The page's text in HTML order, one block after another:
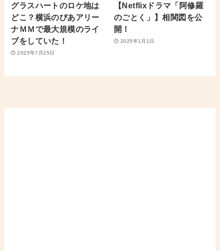
グラスハートのロケ地は
どこ？横浜のぴあアリー
ナＭＭで最大規模のライ
ブをしていた！
2025年7月25日
【Netflixドラマ「阿修羅
のごとく」】相関図を公
開！
2025年1月1日